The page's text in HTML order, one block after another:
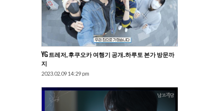
YG 트레저, 후쿠오카 여행기 공개..하루토 본가 방문까
지
2023.02.09 14:29 pm